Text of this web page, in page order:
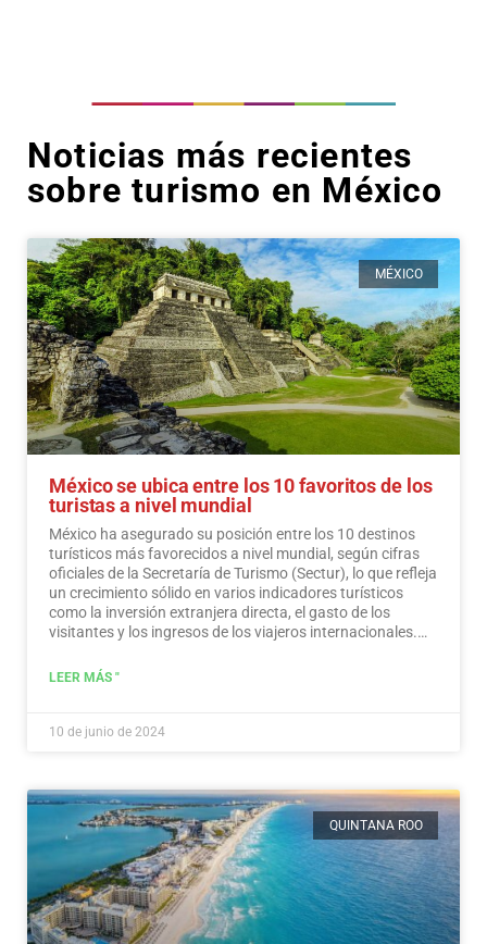
Noticias más recientes
sobre turismo en México
MÉXICO
México se ubica entre los 10 favoritos de los
turistas a nivel mundial
México ha asegurado su posición entre los 10 destinos
turísticos más favorecidos a nivel mundial, según cifras
oficiales de la Secretaría de Turismo (Sectur), lo que refleja
un crecimiento sólido en varios indicadores turísticos
como la inversión extranjera directa, el gasto de los
visitantes y los ingresos de los viajeros internacionales.…
LEER MÁS "
10 de junio de 2024
QUINTANA ROO